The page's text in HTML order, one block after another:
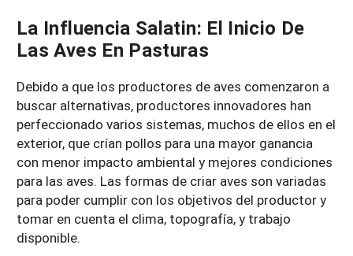
La Influencia Salatin: El Inicio De
Las Aves En Pasturas
Debido a que los productores de aves comenzaron a
buscar alternativas, productores innovadores han
perfeccionado varios sistemas, muchos de ellos en el
exterior, que crían pollos para una mayor ganancia
con menor impacto ambiental y mejores condiciones
para las aves. Las formas de criar aves son variadas
para poder cumplir con los objetivos del productor y
tomar en cuenta el clima, topografía, y trabajo
disponible.